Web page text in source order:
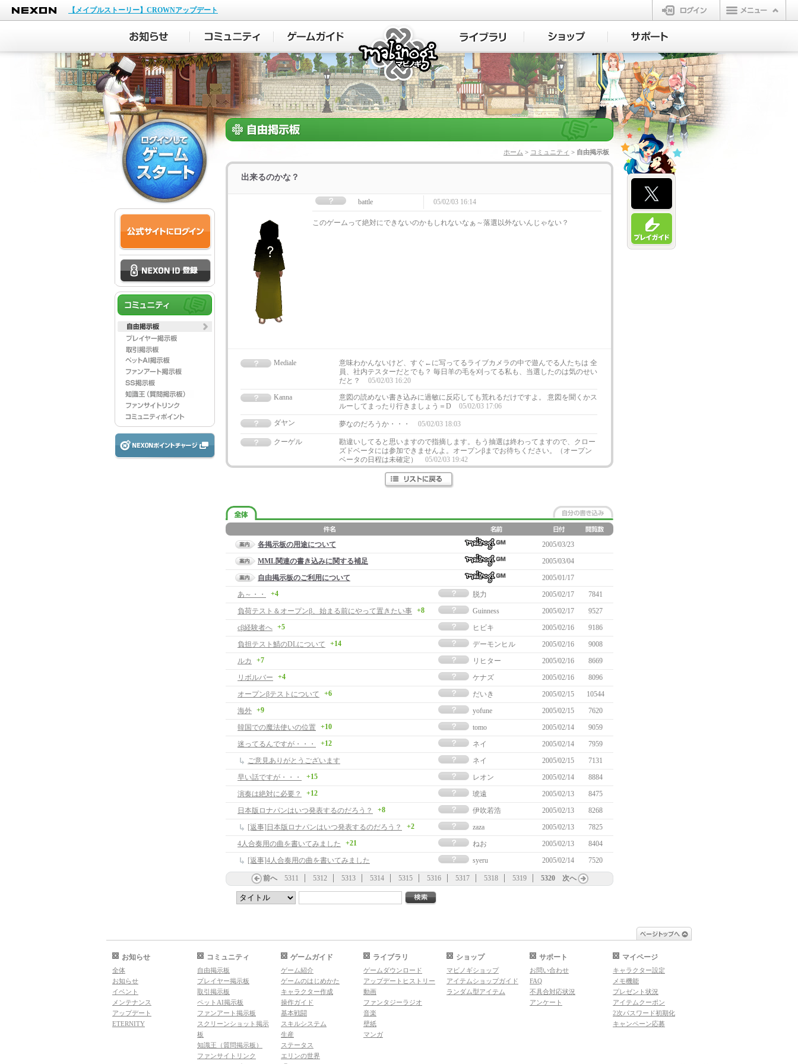
NEXON
【メイプルストーリー】CROWNアップデート
ログイン
マビノギ
ホーム > コミュニティ > 自由掲示板
出来るのかな？
battle 05/02/03 16:14
このゲームって絶対にできないのかもしれないなぁ～落選以外ないんじゃない？
Mediale
意味わかんないけど、すぐ←に写ってるライブカメラの中で遊んでる人たちは 全
員、社内テスターだとでも？ 毎日羊の毛を刈ってる私も、当選したのは気のせい
だと？
05/02/03 16:20
Kanna
意図の読めない書き込みに過敏に反応しても荒れるだけですよ。 意図を聞くかス
ルーしてまったり行きましょう＝D
05/02/03 17:06
ダヤン
夢なのだろうか・・・ 05/02/03 18:03
クーゲル
勘違いしてると思いますので指摘します。もう抽選は終わってますので、クロー
ズドベータには参加できませんよ。オープンβまでお待ちください。（オープン
ベータの日程は未確定）
05/02/03 19:42
各掲示板の用途について
2005/03/23
MML関連の書き込みに関する補足
2005/03/04
自由掲示板のご利用について
2005/01/17
あ～・・
+4 脱力 2005/02/17
7841
負荷テスト＆オープンβ、始まる前にやって置きたい事 +8 Guinness 2005/02/17
9527
cβ経験者へ +5 ヒビキ 2005/02/16
9186
負担テスト鯖のDLについて
+14 デーモンヒル 2005/02/16
9008
ルカ
+7 リヒター 2005/02/16
8669
リボルバー
+4 ケナズ 2005/02/16
8096
オープンβテストについて
+6 だいき 2005/02/15
10544
海外 +9 yofune 2005/02/15
7620
韓国での魔法使いの位置
+10 tomo 2005/02/14
9059
迷ってるんですが・・・
+12 ネイ 2005/02/14
7959
ご意見ありがとうございます
ネイ 2005/02/15
7131
早い話ですが・・・
+15 レオン 2005/02/14
8884
演奏は絶対に必要？
+12 琥遠 2005/02/13
8475
日本版ロナパンはいつ発表するのだろう？
+8 伊吹若浩 2005/02/13
8268
[返事]日本版ロナパンはいつ発表するのだろう？
+2 zaza 2005/02/13
7825
4人合奏用の曲を書いてみました
+21 ねお 2005/02/13
8404
[返事]4人合奏用の曲を書いてみました
syeru 2005/02/14 7520
前へ 5311 5312 5313 5314 5315 5316 5317 5318 5319 5320 次へ
お知らせ
全体
お知らせ
イベント
メンテナンス
アップデート
ETERNITY
コミュニティ
自由掲示板
プレイヤー掲示板
取引掲示板
ペットAI掲示板
ファンアート掲示板
スクリーンショット掲示
板
知識王（質問掲示板）
ファンサイトリンク
ゲームガイド
ゲーム紹介
ゲームのはじめかた
キャラクター作成
操作ガイド
基本戦闘
スキルシステム
生産
ステータス
エリンの世界
ライブラリ
ゲームダウンロード
アップデートヒストリー
動画
ファンタジーラジオ
音楽
壁紙
マンガ
ショップ
マビノギショップ
アイテムショップガイド
ランダム型アイテム
サポート
お問い合わせ
FAQ
不具合対応状況
アンケート
マイページ
キャラクター設定
メモ機能
プレゼント状況
アイテムクーポン
2次パスワード初期化
キャンペーン応募